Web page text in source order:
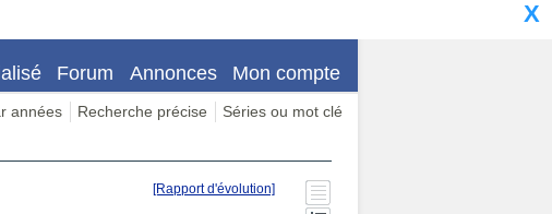
X
Forum Annonces Mon compte
années Recherche précise Séries ou mot clé
[Rapport d'évolution]